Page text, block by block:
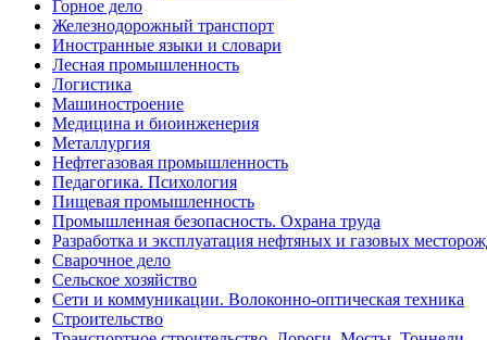
Горное дело
Железнодорожный транспорт
Иностранные языки и словари
Лесная промышленность
Логистика
Машиностроение
Медицина и биоинженерия
Металлургия
Нефтегазовая промышленность
Педагогика. Психология
Пищевая промышленность
Промышленная безопасность. Охрана труда
Разработка и эксплуатация нефтяных и газовых
Сварочное дело
Сельское хозяйство
Сети и коммуникации. Волоконно-оптическая техника
Строительство